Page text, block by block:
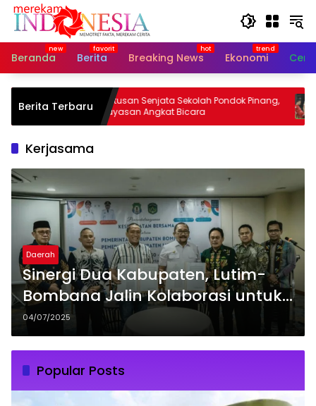
Langsung
Beranda
Berita Breaking News Ekonomi
Berita TerbaruRatusan Senjata Sekolah Pondok Pinang,
Yayasan Angkat Bicara
Kerjasama
Daerah
Sinergi Dua Kabupaten, Lutim-
Bombana Jalin Kolaborasi untuk
Pertumbuhan Daerah
04/07/2025
Popular Posts